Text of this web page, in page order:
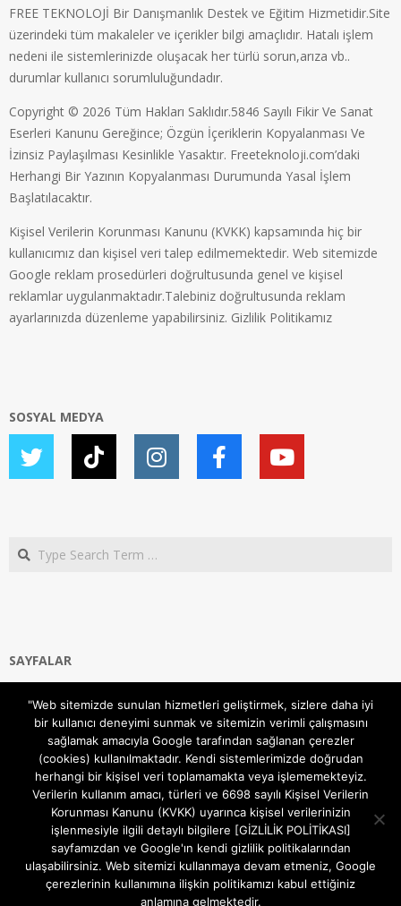
FREE TEKNOLOJİ Bir Danışmanlık Destek ve Eğitim Hizmetidir.Site
üzerindeki tüm makaleler ve içerikler bilgi amaçlıdır. Hatalı işlem
nedeni ile sistemlerinizde oluşacak her türlü sorun,arıza vb..
durumlar kullanıcı sorumluluğundadır.
Copyright © 2026 Tüm Hakları Saklıdır.5846 Sayılı Fikir Ve Sanat
Eserleri Kanunu Gereğince; Özgün İçeriklerin Kopyalanması Ve
İzinsiz Paylaşılması Kesinlikle Yasaktır. Freeteknoloji.com’daki
Herhangi Bir Yazının Kopyalanması Durumunda Yasal İşlem
Başlatılacaktır.
Kişisel Verilerin Korunması Kanunu (KVKK) kapsamında hiç bir
kullanıcımız dan kişisel veri talep edilmemektedir. Web sitemizde
Google reklam prosedürleri doğrultusunda genel ve kişisel
reklamlar uygulanmaktadır.Talebiniz doğrultusunda reklam
ayarlarınızda düzenleme yapabilirsiniz. Gizlilik Politikamız
SOSYAL MEDYA
Search
SAYFALAR
Gizlilik ve Çerezler (Cookies) Politikası
Hakkımızda
İletişim Kanalları
MODEM KURULUM
TEKNİK DESTEK
TELEVİZYON SİSTEMLERİ
"Web sitemizde sunulan hizmetleri geliştirmek, sizlere daha iyi
bir kullanıcı deneyimi sunmak ve sitemizin verimli çalışmasını
sağlamak amacıyla Google tarafından sağlanan çerezler
(cookies) kullanılmaktadır. Kendi sistemlerimizde doğrudan
herhangi bir kişisel veri toplamamakta veya işlememekteyiz.
Verilerin kullanım amacı, türleri ve 6698 sayılı Kişisel Verilerin
Korunması Kanunu (KVKK) uyarınca kişisel verilerinizin
işlenmesiyle ilgili detaylı bilgilere [GİZLİLİK POLİTİKASI]
sayfamızdan ve Google'ın kendi gizlilik politikalarından
ulaşabilirsiniz. Web sitemizi kullanmaya devam etmeniz, Google
çerezlerinin kullanımına ilişkin politikamızı kabul ettiğiniz
anlamına gelmektedir.